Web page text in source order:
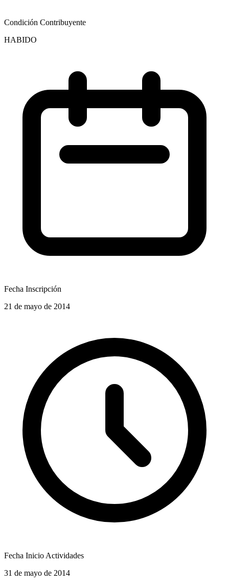
Condición Contribuyente
HABIDO
Fecha Inscripción
21 de mayo de 2014
Fecha Inicio Actividades
31 de mayo de 2014